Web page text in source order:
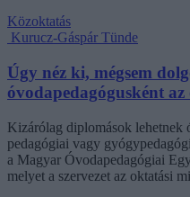
Közoktatás
Kurucz-Gáspár Tünde
Úgy néz ki, mégsem
óvodapedagógusként
Kizárólag diplomások lehetnek
pedagógiai vagy
a Magyar Óvodapedagógiai
melyet a szervezet az oktatási